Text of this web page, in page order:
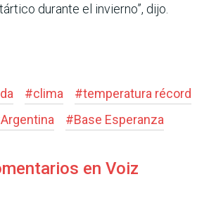
durante el invierno”, dijo.
#clima #temperatura récord
Argentina #Base Esperanza
en Voiz